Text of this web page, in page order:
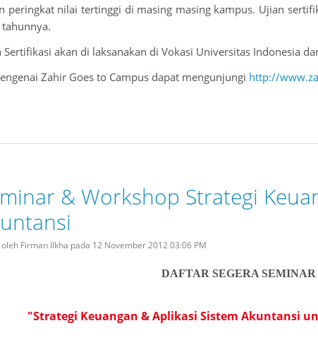
peringkat nilai tertinggi di masing masing kampus. Ujian
akan di laksanakan di Vokasi Universitas Indonesia
Zahir Goes to Campus dapat mengunjungi http://
& Workshop Strategi
Firman Ilkha pada 12 November 2012 03:06 PM
DAFTAR SEGERA
"Strategi Keuangan & Aplikasi Sistem Akuntansi